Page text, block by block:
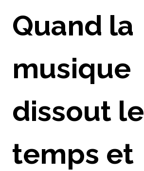
Quand la
musique
dissout le
temps et